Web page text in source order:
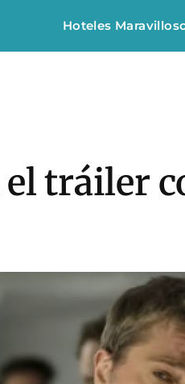
Hoteles
tráiler